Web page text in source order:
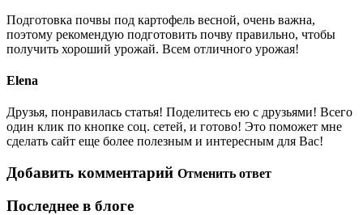
Подготовка почвы под картофель весной, очень важна,
поэтому рекомендую подготовить почву правильно, чтобы
получить хороший урожай. Всем отличного урожая!
Elena
Друзья, понравилась статья! Поделитесь ею с друзьями! Всего
один клик по кнопке соц. сетей, и готово! Это поможет мне
сделать сайт еще более полезным и интересным для Вас!
Добавить комментарий Отменить ответ
Последнее в блоге